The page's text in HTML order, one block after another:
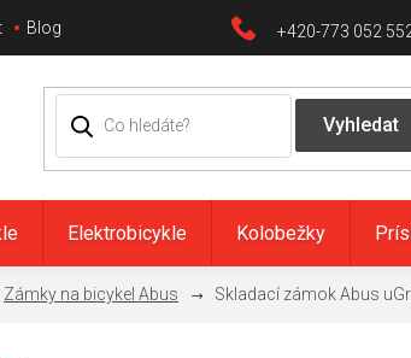
+420-773 052
Blog
Elektrobicykle Kolobežky
Zámky na bicykel Abus Skladací zámok Abus